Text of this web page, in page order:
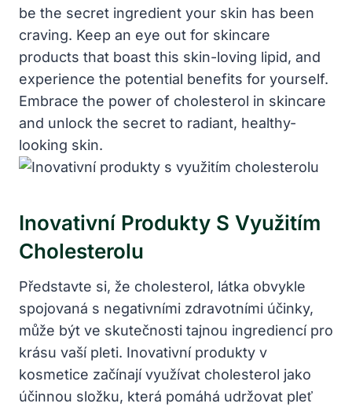
be the secret ingredient your skin has been
craving. Keep an eye out for skincare
products that boast this skin-loving lipid, and
experience the potential benefits for yourself.
Embrace the power of cholesterol in skincare
and unlock the secret to radiant, healthy-
looking skin.
Inovativní Produkty S Využitím
Cholesterolu
Představte si, že cholesterol, látka obvykle
spojovaná s negativními zdravotními účinky,
může být ve skutečnosti tajnou ingrediencí pro
krásu vaší pleti. Inovativní produkty v
kosmetice začínají využívat cholesterol jako
účinnou složku, která pomáhá udržovat pleť